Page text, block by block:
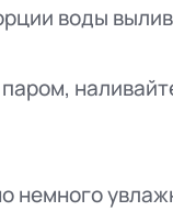
воды
немного